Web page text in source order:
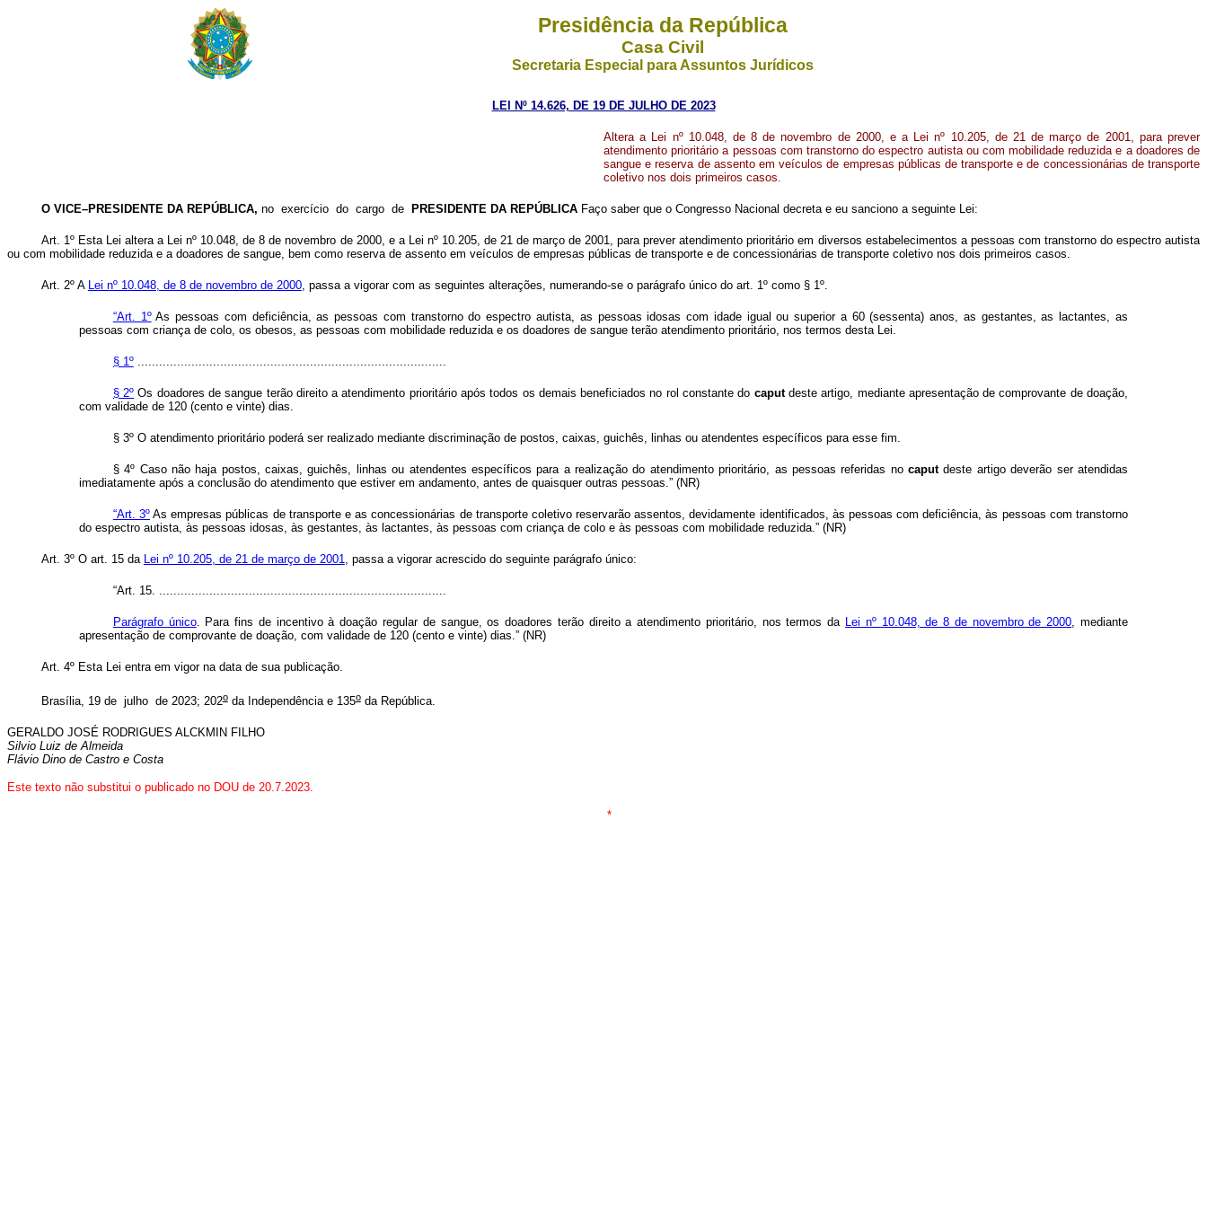
Presidência da República
Casa Civil
Secretaria Especial para Assuntos Jurídicos
LEI Nº 14.626, DE 19 DE JULHO DE 2023
Altera a Lei nº 10.048, de 8 de novembro de 2000, e a Lei nº 10.205, de 21 de março de 2001, para prever
atendimento prioritário a pessoas com transtorno do espectro autista ou com mobilidade reduzida e a doadores de
sangue e reserva de assento em veículos de empresas públicas de transporte e de concessionárias de transporte
coletivo nos dois primeiros casos.
O VICE–PRESIDENTE DA REPÚBLICA, no exercício do cargo de PRESIDENTE DA REPÚBLICAFaço saber que o Congresso Nacional decreta e eu sanciono a seguinte Lei:
Art. 1º Esta Lei altera a Lei nº 10.048, de 8 de novembro de 2000, e a Lei nº 10.205, de 21 de março de 2001, para prever atendimento prioritário em diversos estabelecimentos a pessoas com transtorno do espectro autista
ou com mobilidade reduzida e a doadores de sangue, bem como reserva de assento em veículos de empresas públicas de transporte e de concessionárias de transporte coletivo nos dois primeiros casos.
Art. 2º A Lei nº 10.048, de 8 de novembro de 2000, passa a vigorar com as seguintes alterações, numerando-se o parágrafo único do art. 1º como § 1º.
“Art. 1ºAs pessoas com deficiência, as pessoas com transtorno do espectro autista, as pessoas idosas com idade igual ou superior a 60 (sessenta) anos, as gestantes, as lactantes, as
pessoas com criança de colo, os obesos, as pessoas com mobilidade reduzida e os doadores de sangue terão atendimento prioritário, nos termos desta Lei.
§ 1º......................................................................................
§ 2º Os doadores de sangue terão direito a atendimento prioritário após todos os demais beneficiados no rol constante do caputdeste artigo, mediante apresentação de comprovante de doação,
com validade de 120 (cento e vinte) dias.
§ 3º O atendimento prioritário poderá ser realizado mediante discriminação de postos, caixas, guichês, linhas ou atendentes específicos para esse fim.
§ 4º Caso não haja postos, caixas, guichês, linhas ou atendentes específicos para a realização do atendimento prioritário, as pessoas referidas nocaputdeste artigo deverão ser atendidas
imediatamente após a conclusão do atendimento que estiver em andamento, antes de quaisquer outras pessoas.” (NR)
“Art. 3ºAs empresas públicas de transporte e as concessionárias de transporte coletivo reservarão assentos, devidamente identificados, às pessoas com deficiência, às pessoas com transtorno
do espectro autista, às pessoas idosas, às gestantes, às lactantes, às pessoas com criança de colo e às pessoas com mobilidade reduzida.” (NR)
Art. 3º O art. 15 da Lei nº 10.205, de 21 de março de 2001, passa a vigorar acrescido do seguinte parágrafo único:
“Art. 15. ................................................................................
Parágrafo único. Para fins de incentivo à doação regular de sangue, os doadores terão direito a atendimento prioritário, nos termos da Lei nº 10.048, de 8 de novembro de 2000, mediante
apresentação de comprovante de doação, com validade de 120 (cento e vinte) dias.” (NR)
Art. 4º Esta Lei entra em vigor na data de sua publicação.
Brasília, 19 de julho de 2023; 202oda Independência e 135oda República.
GERALDO JOSÉ RODRIGUES ALCKMIN FILHO
Silvio Luiz de Almeida
Flávio Dino de Castro e Costa
Este texto não substitui o publicado no DOU de 20.7.2023.
*